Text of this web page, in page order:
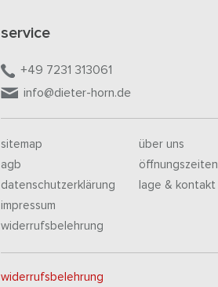
service
+49 7231 313061
info@dieter-horn.de
sitemap
agb
datenschutzerklärung
impressum
widerrufsbelehrung
über uns
öffnungszeiten
lage & kontakt
widerrufsbelehrung